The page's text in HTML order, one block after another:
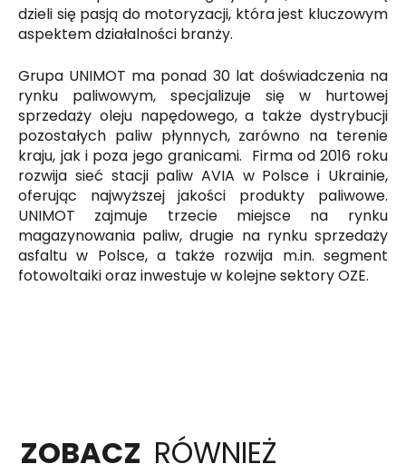
dzieli się pasją do motoryzacji, która jest kluczowym
aspektem działalności branży.
Grupa UNIMOT ma ponad 30 lat doświadczenia na
rynku paliwowym, specjalizuje się w hurtowej
sprzedaży oleju napędowego, a także dystrybucji
pozostałych paliw płynnych, zarówno na terenie
kraju, jak i poza jego granicami. Firma od 2016 roku
rozwija sieć stacji paliw AVIA w Polsce i Ukrainie,
oferując najwyższej jakości produkty paliwowe.
UNIMOT zajmuje trzecie miejsce na rynku
magazynowania paliw, drugie na rynku sprzedaży
asfaltu w Polsce, a także rozwija m.in. segment
fotowoltaiki oraz inwestuje w kolejne sektory OZE.
ZOBACZ RÓWNIEŻ